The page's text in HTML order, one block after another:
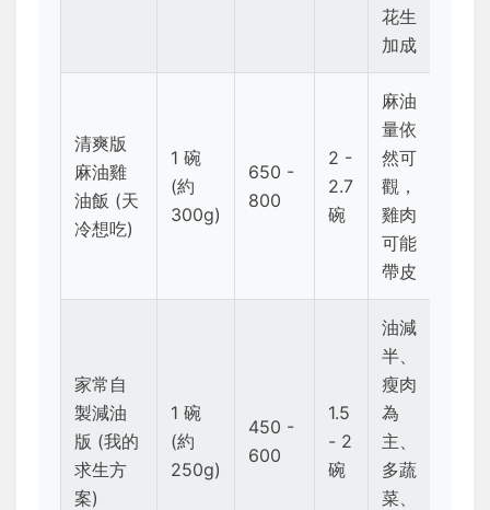
花生
加成
清爽版
麻油雞
油飯 (天
冷想吃)
1 碗
(約
300g)
650 -
800
2 -
2.7
碗
麻油
量依
然可
觀，
雞肉
可能
帶皮
家常自
製減油
版 (我的
求生方
案)
1 碗
(約
250g)
450 -
600
1.5
- 2
碗
油減
半、
瘦肉
為
主、
多蔬
菜、